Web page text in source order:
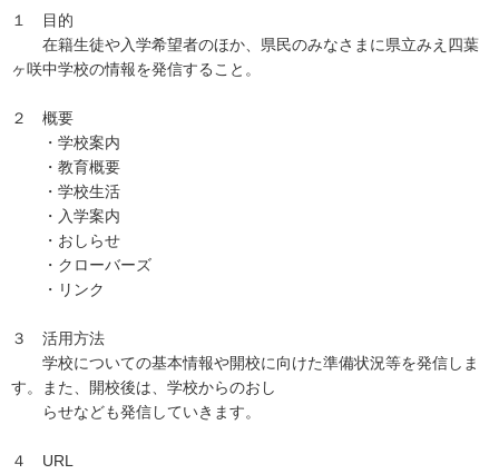
１ 目的
在籍生徒や入学希望者のほか、県民のみなさまに県立みえ四葉
ヶ咲中学校の情報を発信すること。
２ 概要
・学校案内
・教育概要
・学校生活
・入学案内
・おしらせ
・クローバーズ
・リンク
３ 活用方法
学校についての基本情報や開校に向けた準備状況等を発信しま
す。また、開校後は、学校からのおし
らせなども発信していきます。
４ URL